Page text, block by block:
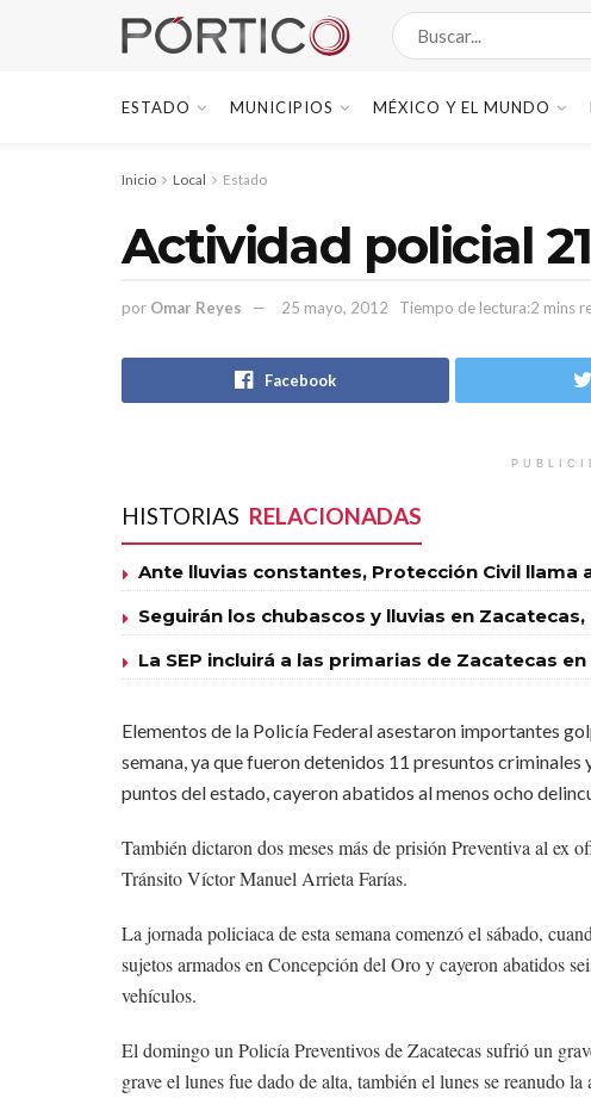
ESTADO MUNICIPIOS MÉXICO Y EL MUNDO
Inicio Local Estado
Actividad policial
por Omar Reyes 25 mayo, 2012 Tiempo de lectura:2 mins
Facebook
HISTORIAS RELACIONADAS
Ante lluvias constantes, Protección Civil llama
Seguirán los chubascos y lluvias en Zacatecas,
La SEP incluirá a las primarias de Zacatecas
Elementos de la Policía Federal asestaron importantes
semana, ya que fueron detenidos 11 presuntos
puntos del estado, cayeron abatidos al menos ocho
También dictaron dos meses más de prisión Preventiva al ex
Tránsito Víctor Manuel Arrieta Farías.
La jornada policiaca de esta semana comenzó el sábado,
sujetos armados en Concepción del Oro y cayeron abatidos
vehículos.
El domingo un Policía Preventivos de Zacatecas sufrió un
grave el lunes fue dado de alta, también el lunes se reanudo